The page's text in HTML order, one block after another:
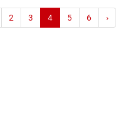
2 3 4 5 6 ›